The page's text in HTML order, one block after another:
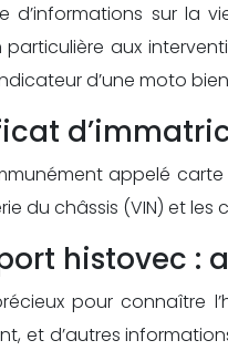
d’informations sur
aux
d’une moto
appelé
du châssis (VIN) et
histovec :
pour connaître
et d’autres